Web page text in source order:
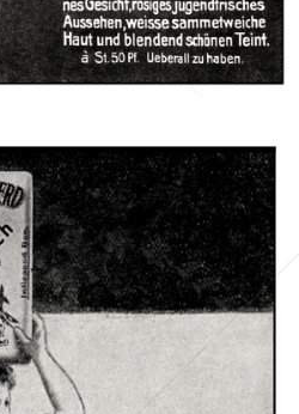
1911
Bild-ID: 42173